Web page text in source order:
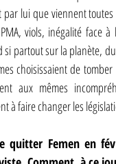
par lui que viennent
viols, inégalité face
si partout sur la planète,
choisissaient de
aux mêmes
à faire changer les
quitter Femen en